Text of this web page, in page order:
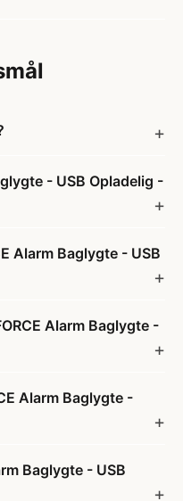
- USB Opladelig -
Alarm Baglygte - USB
Alarm Baglygte -
Alarm Baglygte -
Baglygte - USB